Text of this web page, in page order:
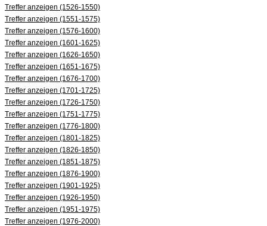
Treffer anzeigen (1526-1550)
Treffer anzeigen (1551-1575)
Treffer anzeigen (1576-1600)
Treffer anzeigen (1601-1625)
Treffer anzeigen (1626-1650)
Treffer anzeigen (1651-1675)
Treffer anzeigen (1676-1700)
Treffer anzeigen (1701-1725)
Treffer anzeigen (1726-1750)
Treffer anzeigen (1751-1775)
Treffer anzeigen (1776-1800)
Treffer anzeigen (1801-1825)
Treffer anzeigen (1826-1850)
Treffer anzeigen (1851-1875)
Treffer anzeigen (1876-1900)
Treffer anzeigen (1901-1925)
Treffer anzeigen (1926-1950)
Treffer anzeigen (1951-1975)
Treffer anzeigen (1976-2000)